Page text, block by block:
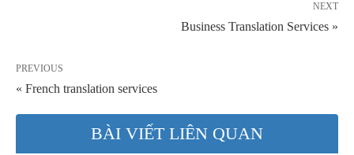
NEXT
Business Translation Services »
PREVIOUS
« French translation services
BÀI VIẾT LIÊN QUAN